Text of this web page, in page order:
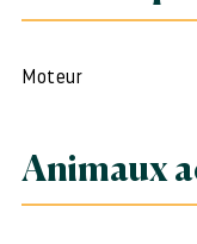
Moteur
Animaux